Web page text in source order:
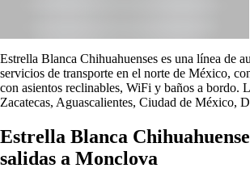
Estrella Blanca Chihuahuenses es una línea de
servicios de transporte en el norte de México,
con asientos reclinables, WiFi y baños a bordo.
Zacatecas, Aguascalientes, Ciudad de México,
Estrella Blanca
salidas a Monclova